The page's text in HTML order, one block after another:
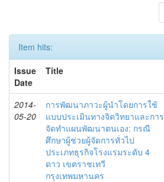
Item hits:
Issue
Date
Title
2014-
05-20
การพัฒนาภาวะผู้นำโดยการใช้
แบบประเมินทางจิตวิทยาและการ
จัดทำแผนพัฒนาตนเอง: กรณี
ศึกษาผู้ช่วยผู้จัดการทั่วไป
ประเภทธุรกิจโรงแรมระดับ 4
ดาว เขตราชเทวี
กรุงเทพมหานคร